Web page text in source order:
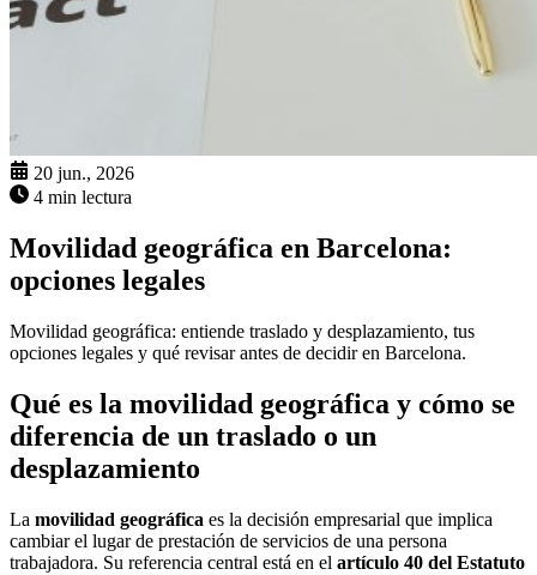
20 jun., 2026
4 min lectura
Movilidad geográfica en Barcelona:
opciones legales
Movilidad geográfica: entiende traslado y desplazamiento, tus
opciones legales y qué revisar antes de decidir en Barcelona.
Qué es la movilidad geográfica y cómo se
diferencia de un traslado o un
desplazamiento
La movilidad geográfica es la decisión empresarial que implica
cambiar el lugar de prestación de servicios de una persona
trabajadora. Su referencia central está en el artículo 40 del Estatuto